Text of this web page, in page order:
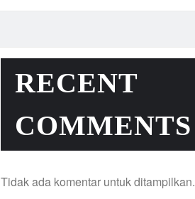
RECENT
COMMENTS
Tidak ada komentar untuk ditampilkan.